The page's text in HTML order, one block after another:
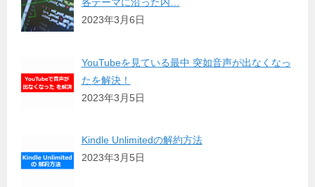
2023年3月6日
YouTubeを見ている最中 突如音声が出なくなっ
たを解決！
2023年3月5日
Kindle Unlimitedの解約方法
2023年3月5日